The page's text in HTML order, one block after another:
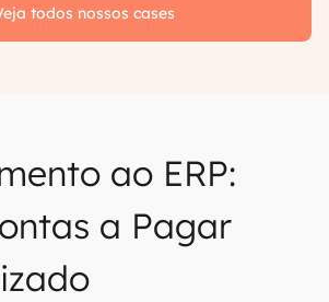
todos nossos cases
ao ERP:
a Pagar